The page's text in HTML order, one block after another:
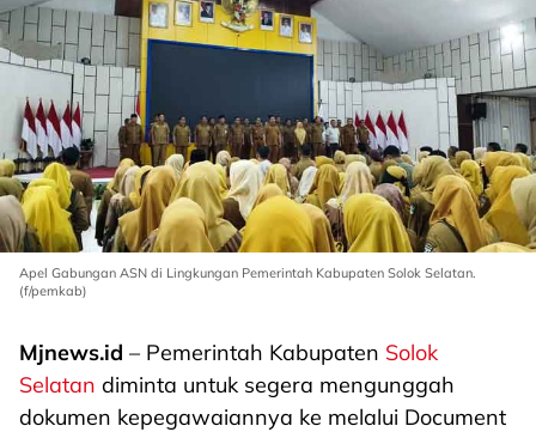
Apel Gabungan ASN di Lingkungan Pemerintah Kabupaten Solok Selatan.
(f/pemkab)
Mjnews.id – Pemerintah Kabupaten Solok
Selatan diminta untuk segera mengunggah
dokumen kepegawaiannya ke melalui Document